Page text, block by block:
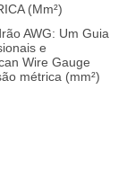
(mm²)
AWG: Um Guia
e
Wire Gauge
métrica (mm²)